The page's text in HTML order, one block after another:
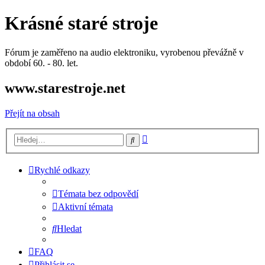
Krásné staré stroje
Fórum je zaměřeno na audio elektroniku, vyrobenou převážně v
období 60. - 80. let.
www.starestroje.net
Přejít na obsah
Hledat
Rychlé odkazy
Témata bez odpovědí
Aktivní témata
Hledat
FAQ